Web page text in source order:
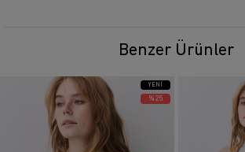
Benzer Ürünler
YENI
ÜRÜN
%25